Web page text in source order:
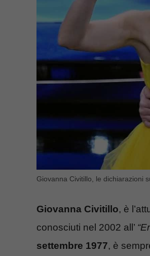
Giovanna Civitillo, le dichiarazioni
Giovanna Civitillo, è
conosciuti nel 2002 all’
settembre 1977, è